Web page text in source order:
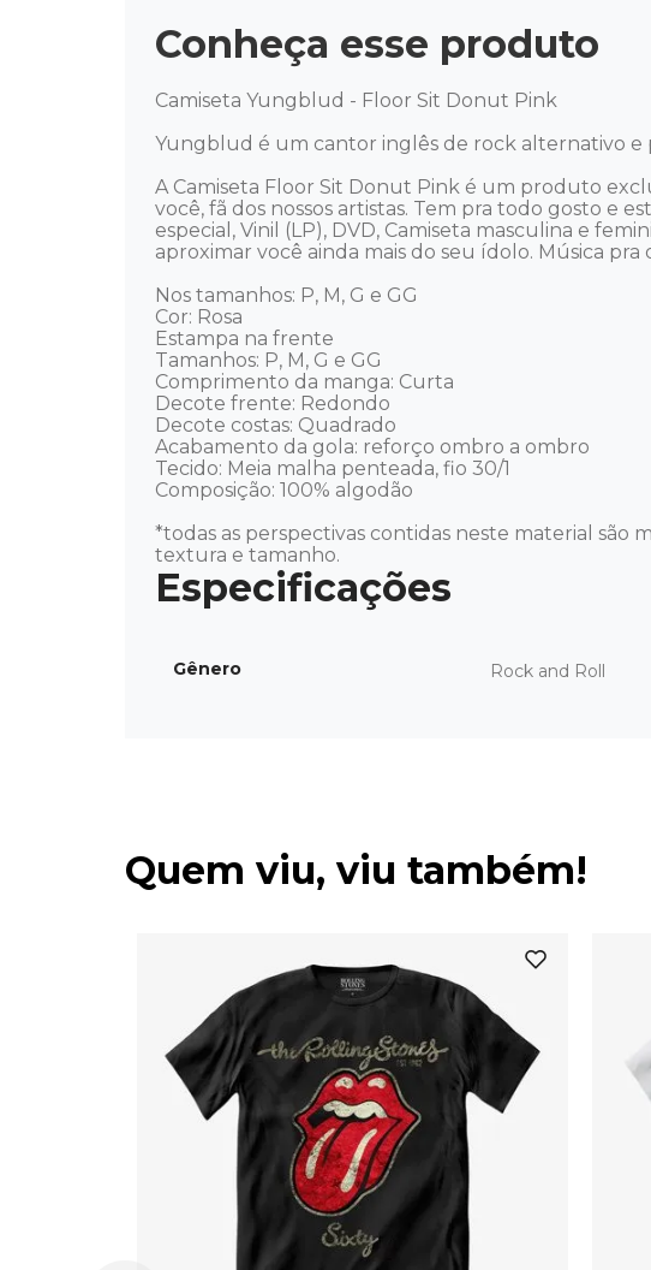
Conheça esse produto
Camiseta Yungblud - Floor Sit Donut Pink
Yungblud é um cantor inglês de rock alternativo e
A Camiseta Floor Sit Donut Pink é um produto
você, fã dos nossos artistas. Tem pra todo gosto e
especial, Vinil (LP), DVD, Camiseta masculina e
aproximar você ainda mais do seu ídolo. Música pra
Nos tamanhos: P, M, G e GG
Cor: Rosa
Estampa na frente
Tamanhos: P, M, G e GG
Comprimento da manga: Curta
Decote frente: Redondo
Decote costas: Quadrado
Acabamento da gola: reforço ombro a ombro
Tecido: Meia malha penteada, fio 30/1
Composição: 100% algodão
*todas as perspectivas contidas neste material são
textura e tamanho.
Gênero Rock and Roll
Quem viu, viu também!